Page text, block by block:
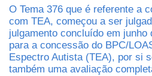
O Tema 376 que é referente a
com TEA, começou a ser
julgamento concluído em
para a concessão do BPC/
Espectro Autista (TEA), por si
também uma avaliação